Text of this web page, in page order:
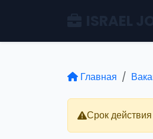
Главная
Срок